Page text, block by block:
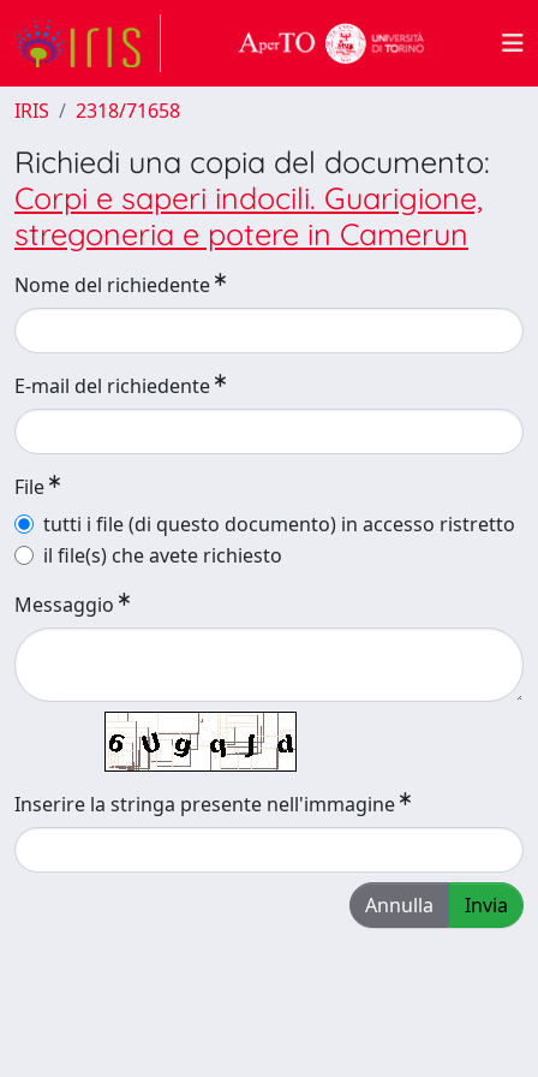
IRIS 2318/71658
Richiedi una copia del documento:
Corpi e saperi indocili. Guarigione,
stregoneria e potere in Camerun
Nome del richiedente
E-mail del richiedente
File
tutti i file (di questo documento) in accesso ristretto
il file(s) che avete richiesto
Messaggio
Inserire la stringa presente nell'immagine
Annulla Invia